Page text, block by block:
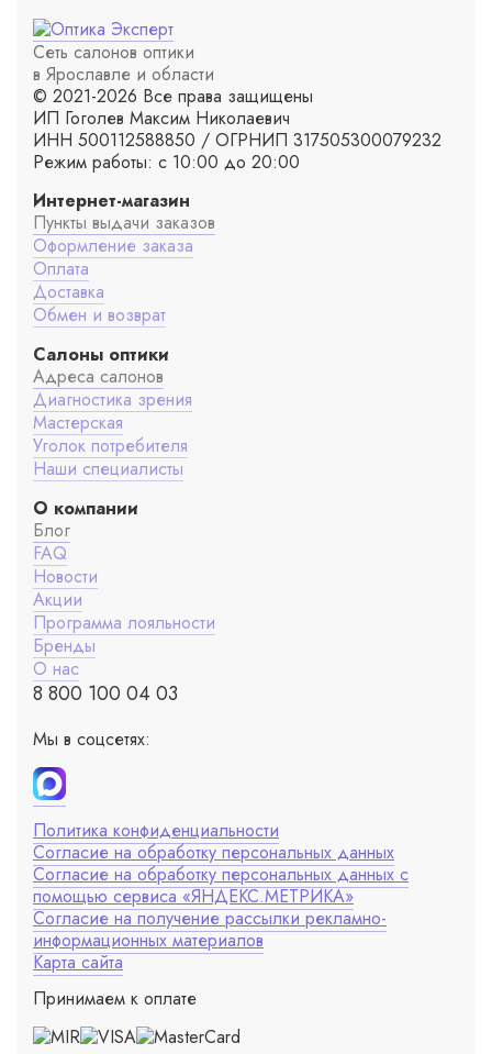
Сеть салонов оптики
в Ярославле и области
© 2021-2026 Все права защищены
ИП Гоголев Максим Николаевич
ИНН 500112588850 / ОГРНИП 317505300079232
Режим работы: с 10:00 до 20:00
Интернет-магазин
Пункты выдачи заказов
Оформление заказа
Оплата
Доставка
Обмен и возврат
Салоны оптики
Адреса салонов
Диагностика зрения
Мастерская
Уголок потребителя
Наши специалисты
О компании
Блог
FAQ
Новости
Акции
Программа лояльности
Бренды
О нас
8 800 100 04 03
Мы в соцсетях:
Политика конфиденциальности
Согласие на обработку персональных данных
Согласие на обработку персональных данных с
помощью сервиса «ЯНДЕКС.МЕТРИКА»
Согласие на получение рассылки рекламно-
информационных материалов
Карта сайта
Принимаем к оплате